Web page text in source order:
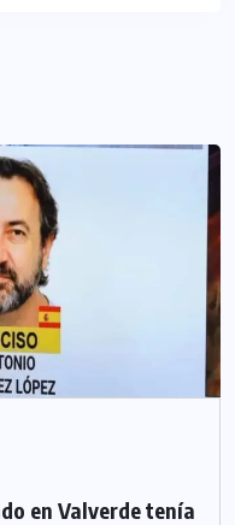
en Valverde tenía